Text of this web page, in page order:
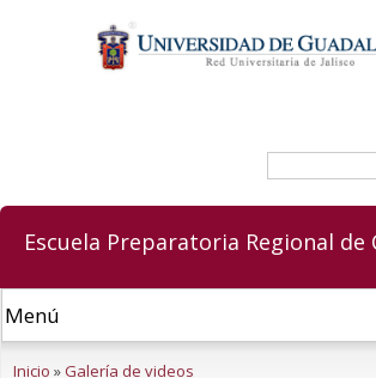
contenido
principal
Buscar
Escuela Preparatoria Regional de
Inicio »Galería de videos